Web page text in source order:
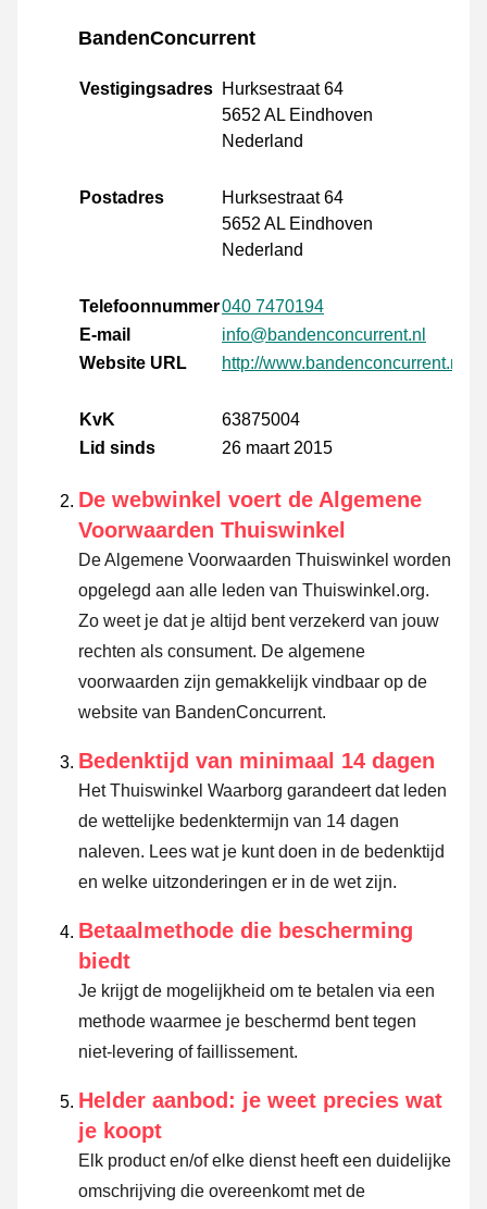
BandenConcurrent
Vestigingsadres Hurksestraat 64
5652 AL Eindhoven
Nederland
Postadres
Hurksestraat 64
5652 AL Eindhoven
Nederland
Telefoonnummer040 7470194
E-mail
info@bandenconcurrent.nl
Website URL
http://www.bandenconcurrent.nl
KvK
63875004
Lid sinds
26 maart 2015
De webwinkel voert de Algemene
Voorwaarden Thuiswinkel
De Algemene Voorwaarden Thuiswinkel worden
opgelegd aan alle leden van Thuiswinkel.org.
Zo weet je dat je altijd bent verzekerd van jouw
rechten als consument. De algemene
voorwaarden zijn gemakkelijk vindbaar op de
website van BandenConcurrent.
Bedenktijd van minimaal 14 dagen
Het Thuiswinkel Waarborg garandeert dat leden
de wettelijke bedenktermijn van 14 dagen
naleven. Lees wat je kunt doen in de bedenktijd
en welke uitzonderingen er in de wet zijn.
Betaalmethode die bescherming
biedt
Je krijgt de mogelijkheid om te betalen via een
methode waarmee je beschermd bent tegen
niet-levering of faillissement.
Helder aanbod: je weet precies wat
je koopt
Elk product en/of elke dienst heeft een duidelijke
omschrijving die overeenkomt met de